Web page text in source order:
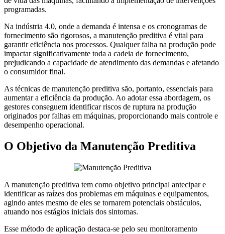
programadas.
Na indústria 4.0, onde a demanda é intensa e os cronogramas de
fornecimento são rigorosos, a manutenção preditiva é vital para
garantir eficiência nos processos. Qualquer falha na produção pode
impactar significativamente toda a cadeia de fornecimento,
prejudicando a capacidade de atendimento das demandas e afetando
o consumidor final.
As técnicas de manutenção preditiva são, portanto, essenciais para
aumentar a eficiência da produção. Ao adotar essa abordagem, os
gestores conseguem identificar riscos de ruptura na produção
originados por falhas em máquinas, proporcionando mais controle e
desempenho operacional.
O Objetivo da Manutenção Preditiva
A manutenção preditiva tem como objetivo principal antecipar e
identificar as raízes dos problemas em máquinas e equipamentos,
agindo antes mesmo de eles se tornarem potenciais obstáculos,
atuando nos estágios iniciais dos sintomas.
Esse método de aplicação destaca-se pelo seu monitoramento